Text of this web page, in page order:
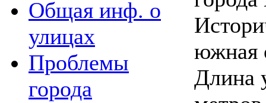
Общая инф. о
улицах
Проблемы
города
южная
Длина